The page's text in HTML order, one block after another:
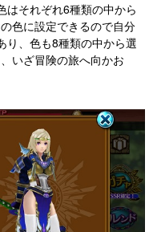
はそれぞれ6種類の中から
色に設定できるので自分
り、色も8種類の中から選
いざ冒険の旅へ向かお